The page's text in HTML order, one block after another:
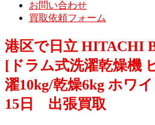
お問い合わせ
買取依頼フォーム
港区で日立 HITACHI
[ドラム式洗濯乾燥機
濯10kg/乾燥6kg ホワ
15日 出張買取